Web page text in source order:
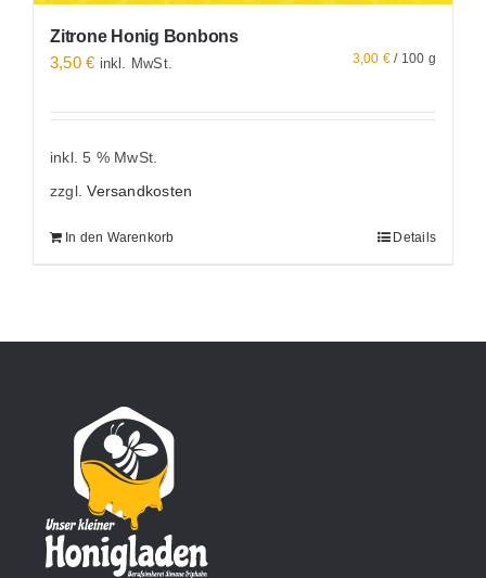
Zitrone Honig Bonbons
3,50€ inkl. MwSt. 3,00 € / 100 g
inkl. 5 % MwSt.
zzgl.Versandkosten
In den Warenkorb Details